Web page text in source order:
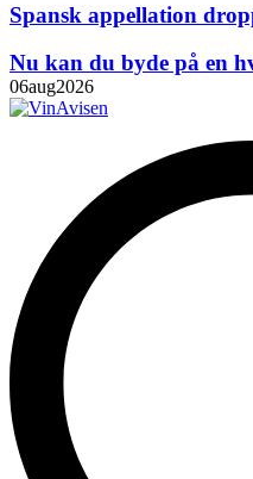
Spansk appellation
Nu kan du byde på en
06aug2026